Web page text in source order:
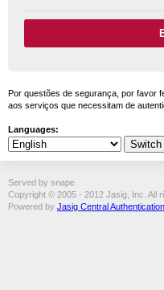
Por questões de segurança, por favor
aos serviços que necessitam de
Languages:
Served by snape
Copyright © 2005 - 2012 Jasig, Inc. All
Powered by Jasig Central